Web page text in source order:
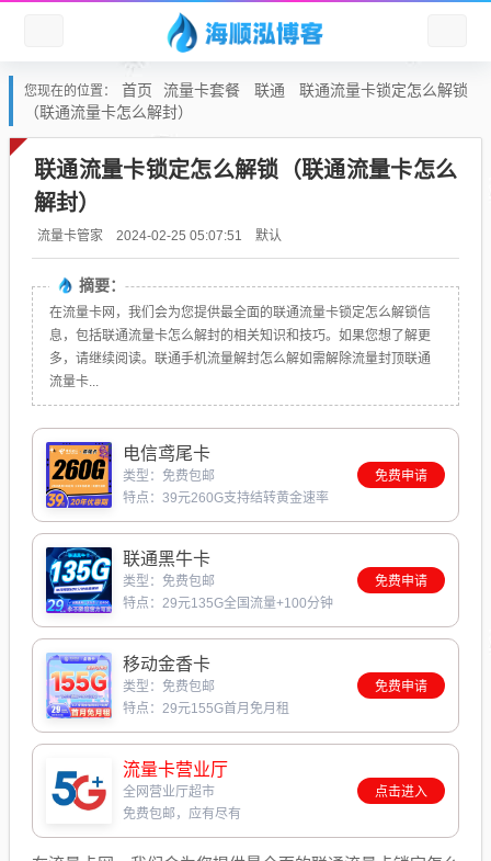
您现在的位置： 首页 流量卡套餐 联通
联通流量卡锁定怎么解锁
（联通流量卡怎么解封）
联通流量卡锁定怎么解锁（联通流量卡怎么
解封）
流量卡管家 2024-02-25 05:07:51 默认
摘要：
在流量卡网，我们会为您提供最全面的联通流量卡锁定怎么解锁信
息，包括联通流量卡怎么解封的相关知识和技巧。如果您想了解更
多，请继续阅读。联通手机流量解封怎么解如需解除流量封顶联通
流量卡...
电信鸢尾卡
类型：免费包邮
特点：39元260G支持结转黄金速率
免费申请
联通黑牛卡
类型：免费包邮
特点：29元135G全国流量+100分钟
免费申请
移动金香卡
类型：免费包邮
特点：29元155G首月免月租
免费申请
流量卡营业厅
全网营业厅超市
免费包邮，应有尽有
点击进入